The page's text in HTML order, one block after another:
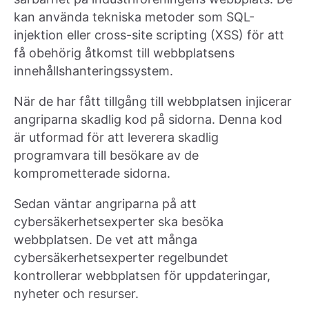
kan använda tekniska metoder som SQL-
injektion eller cross-site scripting (XSS) för att
få obehörig åtkomst till webbplatsens
innehållshanteringssystem.
När de har fått tillgång till webbplatsen injicerar
angriparna skadlig kod på sidorna. Denna kod
är utformad för att leverera skadlig
programvara till besökare av de
komprometterade sidorna.
Sedan väntar angriparna på att
cybersäkerhetsexperter ska besöka
webbplatsen. De vet att många
cybersäkerhetsexperter regelbundet
kontrollerar webbplatsen för uppdateringar,
nyheter och resurser.